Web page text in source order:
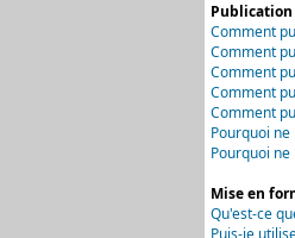
Publication
Comment
Comment
Comment
Comment
Comment
Pourquoi
Pourquoi
Mise en
Qu'est-ce
Puis-je